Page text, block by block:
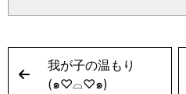
我が子の温もり
(๑♡⌓♡๑)